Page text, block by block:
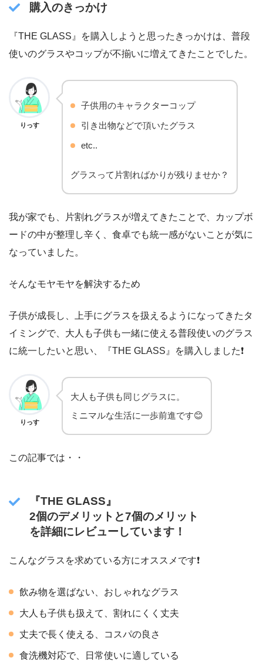
購入のきっかけ
『THE GLASS』を購入しようと思ったきっかけは、普段
使いのグラスやコップが不揃いに増えてきたことでした。
りっす
子供用のキャラクターコップ
引き出物などで頂いたグラス
etc..
グラスって片割ればかりが残りませか？
我が家でも、片割れグラスが増えてきたことで、カップボ
ードの中が整理し辛く、食卓でも統一感がないことが気に
なっていました。
そんなモヤモヤを解決するため
子供が成長し、上手にグラスを扱えるようになってきたタ
イミングで、大人も子供も一緒に使える普段使いのグラス
に統一したいと思い、『THE GLASS』を購入しました❗️
りっす
大人も子供も同じグラスに。
ミニマルな生活に一歩前進です😊
この記事では・・
『THE GLASS』
2個のデメリットと7個のメリット
を詳細にレビューしています！
こんなグラスを求めている方にオススメです❗️
飲み物を選ばない、おしゃれなグラス
大人も子供も扱えて、割れにくく丈夫
丈夫で長く使える、コスパの良さ
食洗機対応で、日常使いに適している